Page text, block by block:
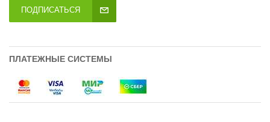
ПОДПИСАТЬСЯ
ПЛАТЕЖНЫЕ СИСТЕМЫ